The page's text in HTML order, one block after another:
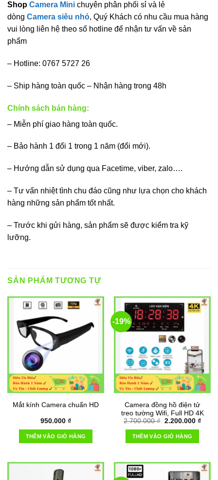
Shop Camera Mini chuyên phân phối sỉ và lẻ
dòng Camera siêu nhỏ, Quý Khách có nhu cầu mua hàng
vui lòng liên hệ theo số hotline để nhận tư vấn về sản
phẩm
– Hotline: 0767 5727 26
– Ship hàng toàn quốc – Nhận hàng trong 48h
Chính sách bán hàng:
– Miễn phí giao hàng toàn quốc.
– Bảo hành 1 đổi 1 trong 1 năm (đổi mới).
– Hướng dẫn sử dụng qua Facetime, viber, zalo….
– Tư vấn nhiệt tình chu đáo cũng như lựa chọn cho khách
hàng những sản phẩm tốt nhất.
– Trước khi gửi hàng, sản phẩm sẽ được kiểm tra kỹ
lưỡng.
SẢN PHẨM TƯƠNG TỰ
Mắt kính Camera chuẩn HD
950.000 ₫
THÊM VÀO GIỎ HÀNG
-19%
Camera đồng hồ điện tử
treo tường Wifi, Full HD 4K
2.700.000₫ Giá
là:
2.700.000 ₫.
2.200.000 ₫Giá
THÊM VÀO GIỎ HÀNG